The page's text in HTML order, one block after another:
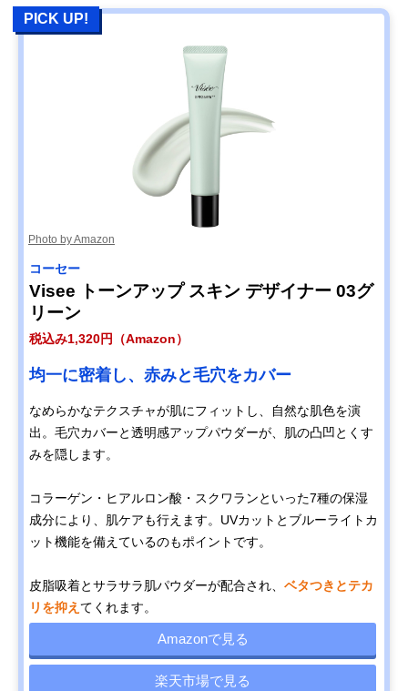
PICK UP!
Photo by Amazon
コーセー
Visee トーンアップ スキン デザイナー 03グ
リーン
税込み1,320円（Amazon）
均一に密着し、赤みと毛穴をカバー
なめらかなテクスチャが肌にフィットし、自然な肌色を演
出。毛穴カバーと透明感アップパウダーが、肌の凸凹とくす
みを隠します。
コラーゲン・ヒアルロン酸・スクワランといった7種の保湿
成分により、肌ケアも行えます。UVカットとブルーライトカ
ット機能を備えているのもポイントです。
皮脂吸着とサラサラ肌パウダーが配合され、 ベタつきとテカ
リを抑え てくれます。
Amazonで見る
楽天市場で見る